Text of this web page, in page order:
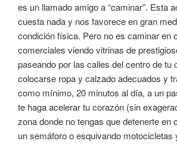
es un llamado amigo a “caminar”. Esta
cuesta nada y nos favorece en gran
condición física. Pero no es caminar en
comerciales viendo vitrinas de
paseando por las calles del centro de tu
colocarse ropa y calzado adecuados y
como mínimo, 20 minutos al día, a un
te haga acelerar tu corazón (sin
zona donde no tengas que detenerte en
un semáforo o esquivando motocicletas